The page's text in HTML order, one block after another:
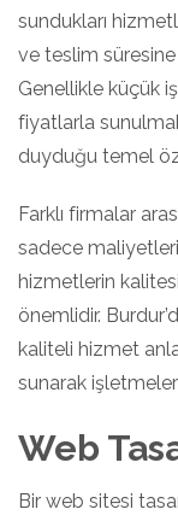
sundukları
ve teslim
Genellikle küçük
fiyatlarla
duyduğu temel
Farklı firmalar
sadece
hizmetlerin
önemlidir.
kaliteli hizmet
sunarak
Web
Bir web sitesi